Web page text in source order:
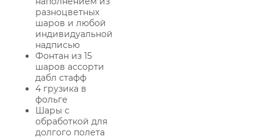
разноцветных
шаров и любой
индивидуальной
надписью
Фонтан из 15
шаров ассорти
дабл стафф
4 грузика в
фольге
Шары с
обработкой для
долгого полета